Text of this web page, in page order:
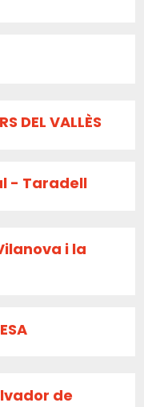
DEL VALLÈS
- Taradell
i la
de